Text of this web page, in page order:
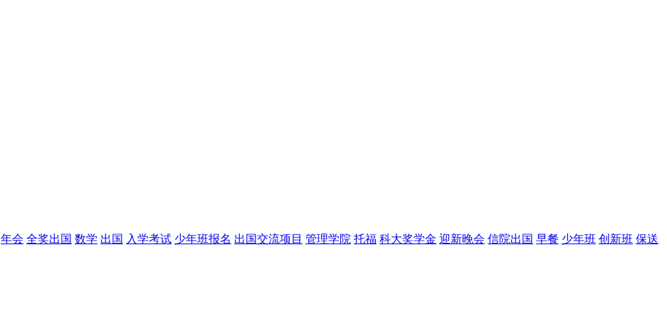
年会 全奖出国 数学 出国 入学考试 少年班报名 出国交流项目 管理学院 托福 科大奖学金 迎新晚会 信院出国 早餐 少年班 创新班 保送